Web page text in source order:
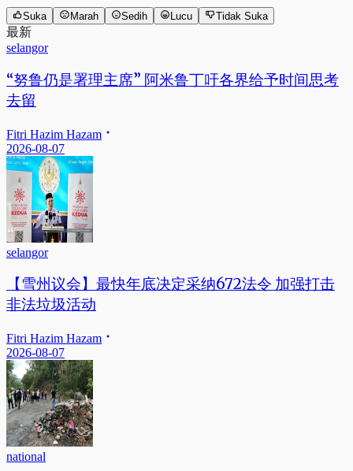
Suka Marah Sedih Lucu Tidak Suka
最新
selangor
“努鲁仍是署理主席” 阿米鲁丁吁各界给予时间思考
去留
Fitri Hazim Hazam
2026-08-07
selangor
【雪州议会】最快年底决定采纳672法令 加强打击
非法垃圾活动
Fitri Hazim Hazam
2026-08-07
national